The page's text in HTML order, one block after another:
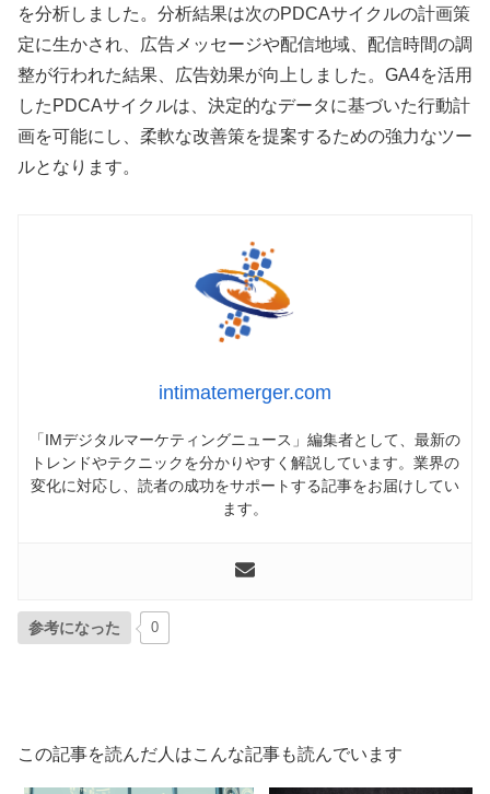
を分析しました。分析結果は次のPDCAサイクルの計画策
定に生かされ、広告メッセージや配信地域、配信時間の調
整が行われた結果、広告効果が向上しました。GA4を活用
したPDCAサイクルは、決定的なデータに基づいた行動計
画を可能にし、柔軟な改善策を提案するための強力なツー
ルとなります。
intimatemerger.com
「IMデジタルマーケティングニュース」編集者として、最新の
トレンドやテクニックを分かりやすく解説しています。業界の
変化に対応し、読者の成功をサポートする記事をお届けしてい
ます。
参考になった 0
この記事を読んだ人はこんな記事も読んでいます